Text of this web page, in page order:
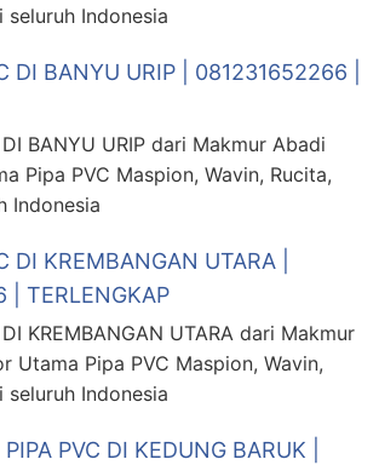
seluruh Indonesia
DI BANYU URIP | 081231652266 |
BANYU URIP dari Makmur Abadi
Pipa PVC Maspion, Wavin, Rucita,
Indonesia
DI KREMBANGAN UTARA |
| TERLENGKAP
KREMBANGAN UTARA dari Makmur
Utama Pipa PVC Maspion, Wavin,
seluruh Indonesia
PVC DI KEDUNG BARUK |